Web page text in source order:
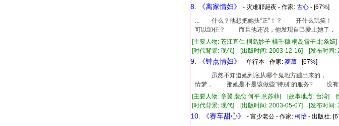
8. 《离家情妇》 - 灾难耶诞夜 - 作家: 古心 - [67%]
... 什么？他想把她扶“正”！？ 开什么玩笑！
可以卸任？ 而且他还说，他发现自己爱上她了
[主要人物: 苍江直仁 桐岛妙子 橘千穗 桐岛雪子 北条
[时代背景: 现代] [出版时间: 2003-12-16] [发布时
9. 《钟点情妇》 - 单行本 - 作家: 菱葳 - [67%]
... 虽然不知道她到底从哪个鬼地方蹦出来的，
情梦， 那她是不是该做些“特别”的服务? 没
[主要人物: 章翼 裴恋 何平 意苏菲] [故事地点: 台湾] [
[时代背景: 现代] [出版时间: 2003-05-07] [发布时
10. 《赛车甜心》 - 富少老公 - 作家: 柯怡 - 出版社: